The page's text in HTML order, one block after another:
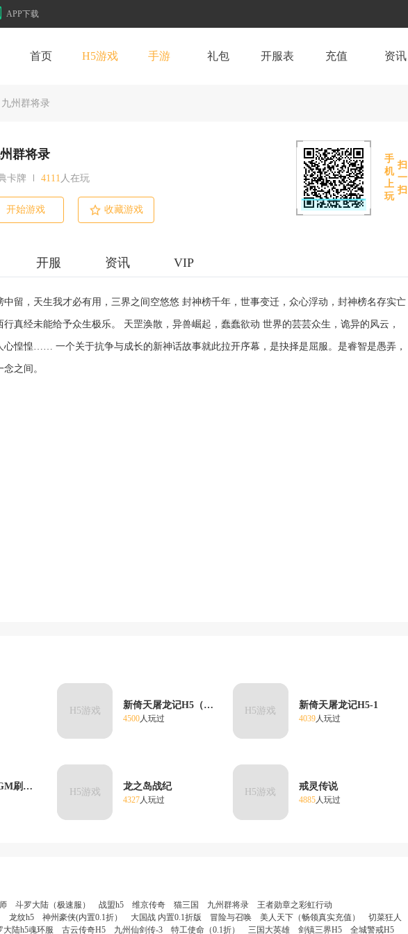
APP下载
首页 H5游戏 手游 礼包 开服表 充值 资讯
九州群将录
群将录
卡牌 4111 人在玩
开始游戏 收藏游戏
手
机
上
玩
扫
一
扫
开服 资讯 VIP
留，天生我才必有用，三界之间空悠悠 封神榜千年，世事变迁，众心浮动，封神榜名存实亡
真经未能给予众生极乐。 天罡涣散，异兽崛起，蠢蠢欲动 世界的芸芸众生，诡异的风云，
心惶惶…… 一个关于抗争与成长的新神话故事就此拉开序幕，是抉择是屈服。是睿智是愚弄，
之间。
H5游戏
新倚天屠龙记H5（新）
4500 人玩过
H5游戏
新倚天屠龙记H5-1
4039人玩过
方阵英雄（GM刷充1亿元宝）
H5游戏
龙之岛战纪
4327 人玩过
H5游戏
戒灵传说
4885人玩过
斗罗大陆（极速服） 战盟h5 维京传奇 猫三国 九州群将录
王者勋章之彩虹行动
龙纹h5 神州豪侠(内置0.1折） 大国战 内置0.1折版 冒险与召唤 美人天下（畅领真实充值）
切菜狂人
大陆h5魂环服 古云传奇H5 九州仙剑传-3 特工使命（0.1折） 三国大英雄 剑镇三界H5 全城警戒H5